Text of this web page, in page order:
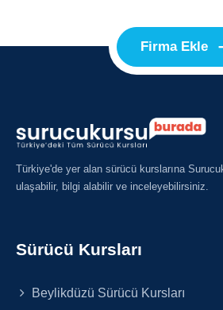
Firma Ekle
Türkiye'de yer alan sürücü kurslarına
ulaşabilir, bilgi alabilir ve inceleyebilirsiniz.
Sürücü Kursları
Beylikdüzü Sürücü Kursları